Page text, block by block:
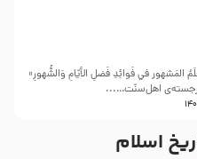
المَشهور في فَوائِدِ فَضلِ الأيّامِ وَالشُّهورِ»
برجسته‌ی اهل‌سنّت…...
اسلام